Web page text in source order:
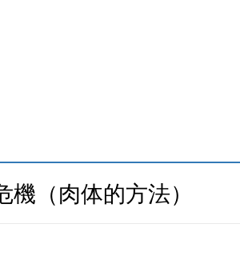
（肉体的方法）